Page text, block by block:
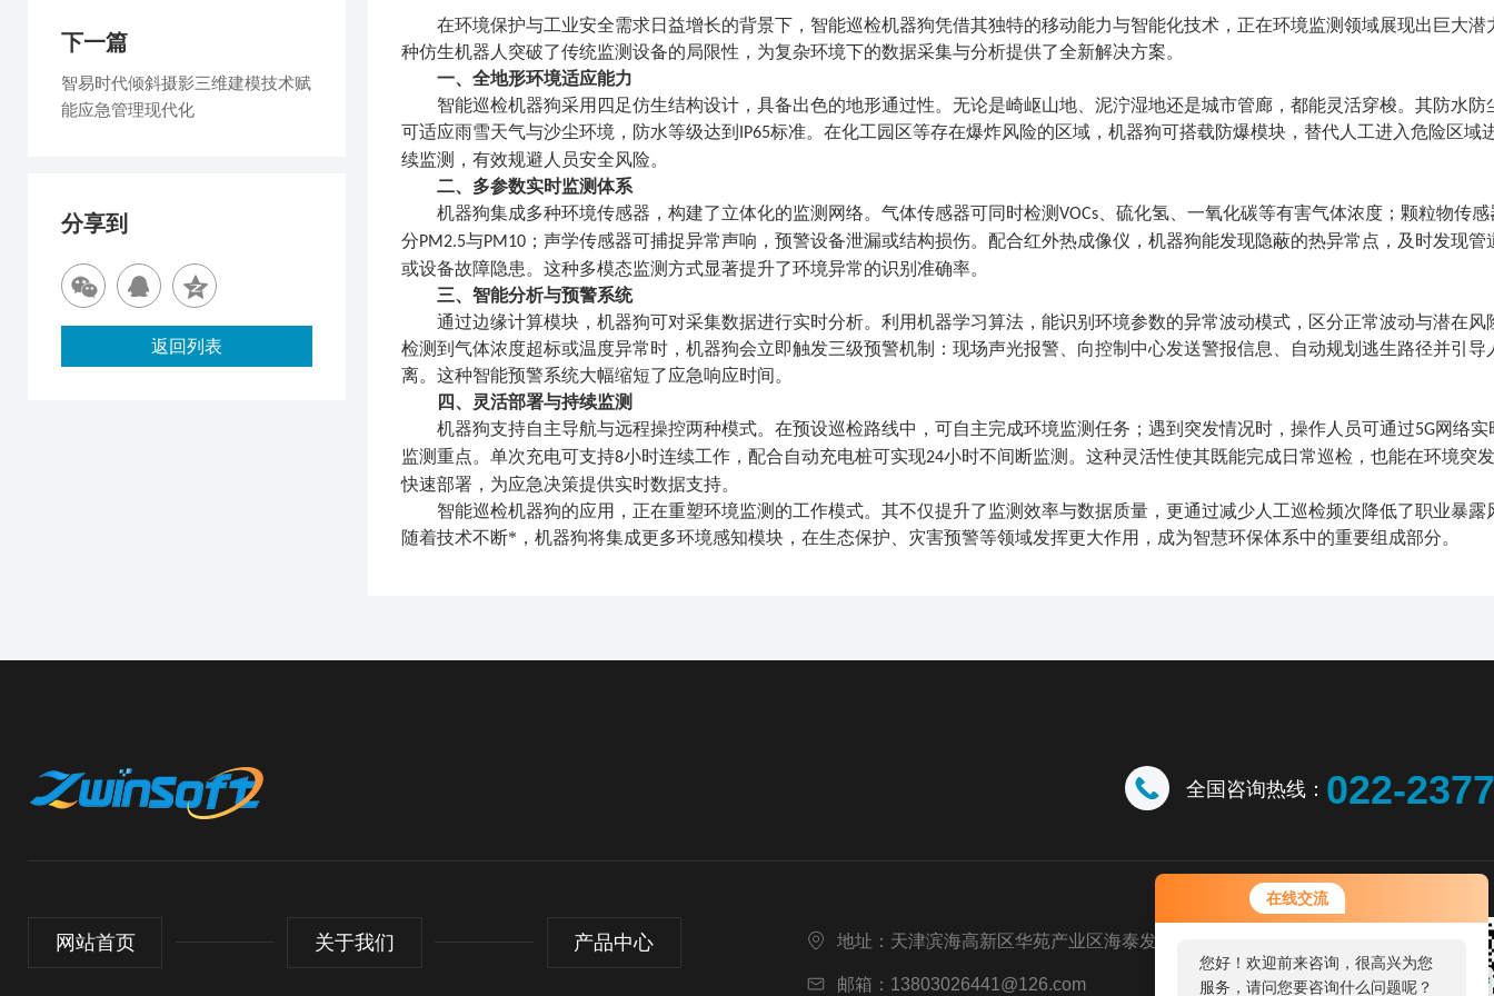
在线交流
您好！欢迎前来咨询，很高兴为您
服务，请问您要咨询什么问题呢？
在环境保护与工业安全需求日益增长的背景下，智能巡检机器狗凭借其独特的移动能力与智能化技术，正在环境监测领域展现出巨大潜
种仿生机器人突破了传统监测设备的局限性，为复杂环境下的数据采集与分析提供了全新解决方案。
一、全地形环境适应能力
智能巡检机器狗采用四足仿生结构设计，具备出色的地形通过性。无论是崎岖山地、泥泞湿地还是城市管廊，都能灵活穿梭。其防水防
可适应雨雪天气与沙尘环境，防水等级达到
IP65标准。在化工园区等存在爆炸风险的区域，机器狗可搭载防爆模块，替代人工进入危险区域
续监测，有效规避人员安全风险。
二、多参数实时监测体系
机器狗集成多种环境传感器，构建了立体化的监测网络。气体传感器可同时检测VOCs 、硫化氢、一氧化碳等有害气体浓度；颗粒物传
分PM2.5与PM10 ；声学传感器可捕捉异常声响，预警设备泄漏或结构损伤。配合红外热成像仪，机器狗能发现隐蔽的热异常点，及时发现管
或设备故障隐患。这种多模态监测方式显著提升了环境异常的识别准确率。
三、智能分析与预警系统
通过边缘计算模块，机器狗可对采集数据进行实时分析。利用机器学习算法，能识别环境参数的异常波动模式，区分正常波动与潜在风
检测到气体浓度超标或温度异常时，机器狗会立即触发三级预警机制：现场声光报警、向控制中心发送警报信息、自动规划逃生路径并引导
离。这种智能预警系统大幅缩短了应急响应时间。
四、灵活部署与持续监测
机器狗支持自主导航与远程操控两种模式。在预设巡检路线中，可自主完成环境监测任务；遇到突发情况时，操作人员可通过5G网络实
监测重点。单次充电可支持8小时连续工作，配合自动充电桩可实现24小时不间断监测。这种灵活性使其既能完成日常巡检，也能在环境突
快速部署，为应急决策提供实时数据支持。
智能巡检机器狗的应用，正在重塑环境监测的工作模式。其不仅提升了监测效率与数据质量，更通过减少人工巡检频次降低了职业暴露
随着技术不断*，机器狗将集成更多环境感知模块，在生态保护、灾害预警等领域发挥更大作用，成为智慧环保体系中的重要组成部分。
下一篇
智易时代倾斜摄影三维建模技术赋
能应急管理现代化
分享到
返回列表
全国咨询热线： 022-
网站首页 关于我们 产品中心 地址：天津滨海高新区华苑产业区海泰发展五道八号
邮箱：13803026441@126.com